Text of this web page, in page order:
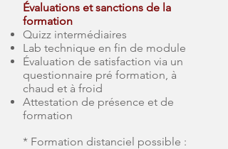
Évaluations et sanctions de la
formation
Quizz intermédiaires
Lab technique en fin de module
Évaluation de satisfaction via un
questionnaire pré formation, à
chaud et à froid
Attestation de présence et de
formation
* Formation distanciel possible :